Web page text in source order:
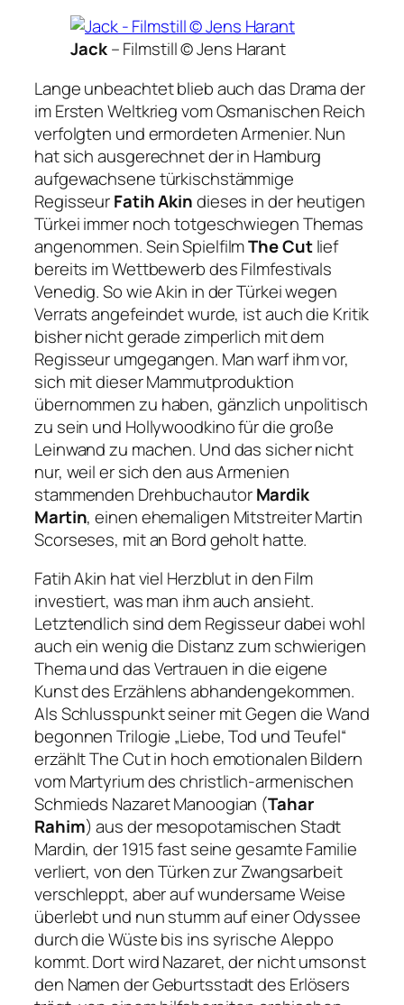
Jack–Filmstill © Jens Harant
Lange unbeachtet blieb auch das Drama der
im Ersten Weltkrieg vom Osmanischen Reich
verfolgten und ermordeten Armenier. Nun
hat sich ausgerechnet der in Hamburg
aufgewachsene türkischstämmige
RegisseurFatih Akindieses in der heutigen
Türkei immer noch totgeschwiegen Themas
angenommen. Sein SpielfilmThe Cutlief
bereits im Wettbewerb des Filmfestivals
Venedig. So wie Akin in der Türkei wegen
Verrats angefeindet wurde, ist auch die Kritik
bisher nicht gerade zimperlich mit dem
Regisseur umgegangen. Man warf ihm vor,
sich mit dieser Mammutproduktion
übernommen zu haben, gänzlich unpolitisch
zu sein und Hollywoodkino für die große
Leinwand zu machen. Und das sicher nicht
nur, weil er sich den aus Armenien
stammenden DrehbuchautorMardik
Martin, einen ehemaligen Mitstreiter Martin
Scorseses, mit an Bord geholt hatte.
Fatih Akin hat viel Herzblut in den Film
investiert, was man ihm auch ansieht.
Letztendlich sind dem Regisseur dabei wohl
auch ein wenig die Distanz zum schwierigen
Thema und das Vertrauen in die eigene
Kunst des Erzählens abhandengekommen.
Als Schlusspunkt seiner mitGegen die Wand
begonnen Trilogie „Liebe, Tod und Teufel“
erzähltThe Cutin hoch emotionalen Bildern
vom Martyrium des christlich-armenischen
Schmieds Nazaret Manoogian (Tahar
Rahim) aus der mesopotamischen Stadt
Mardin, der 1915 fast seine gesamte Familie
verliert, von den Türken zur Zwangsarbeit
verschleppt, aber auf wundersame Weise
überlebt und nun stumm auf einer Odyssee
durch die Wüste bis ins syrische Aleppo
kommt. Dort wird Nazaret, der nicht umsonst
den Namen der Geburtsstadt des Erlösers